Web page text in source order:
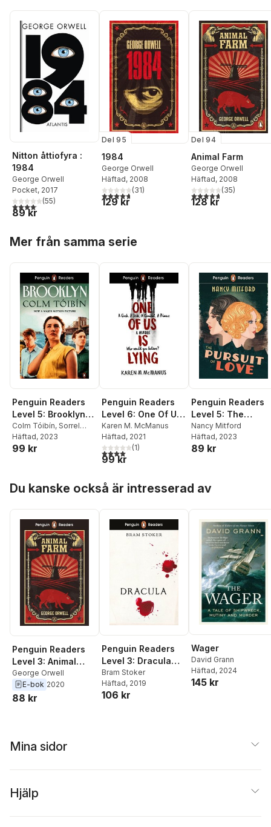
Nitton åttiofyra :
1984
George Orwell
Pocket, 2017
4,1utav 5 stjärnor. Totalt antal röster:
(55)
89 kr
Del 95
1984
George Orwell
Häftad, 2008
4,7utav 5 stjärnor. Totalt antal röster:
(31)
129 kr
Del 94
Animal Farm
George Orwell
Häftad, 2008
4,7utav 5 stjärnor.
(35)
128 kr
Mer från samma serie
Penguin Readers
Level 5: Brooklyn
(ELT Graded
Reader)
Colm Tóibín, Sorrel
Pitts
Häftad, 2023
99 kr
Penguin Readers
Level 6: One Of Us
Is Lying (ELT
Graded Reader)
Karen M. McManus
Häftad, 2021
4,0utav 5 stjärnor. Totalt antal röster:
(1)
99 kr
Penguin Readers
Level 5: The
Pursuit of Love
(ELT Graded
Reader)
Nancy Mitford
Häftad, 2023
89 kr
Du kanske också är intresserad av
Penguin Readers
Level 3: Animal
Farm (ELT Graded
Reader)
George Orwell
E-bok 2020
88 kr
Penguin Readers
Level 3: Dracula
(ELT Graded
Reader)
Bram Stoker
Häftad, 2019
106 kr
Wager
David Grann
Häftad, 2024
145 kr
Mina sidor
Hjälp